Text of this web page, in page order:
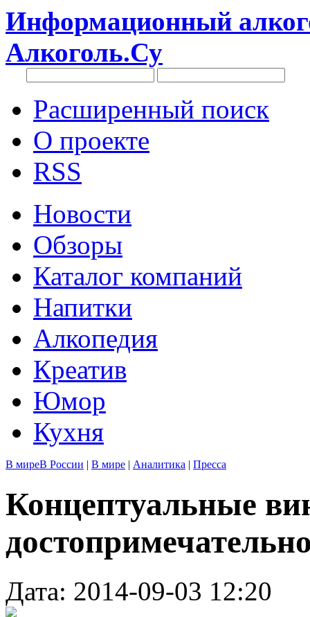
Информационный
Алкоголь.Су
Расширенный поиск
О проекте
RSS
Новости
Обзоры
Каталог компаний
Напитки
Алкопедия
Креатив
Юмор
Кухня
В миреВ России | В мире | Аналитика | Пресса
Концептуальные
Дата: 2014-09-03 12:20